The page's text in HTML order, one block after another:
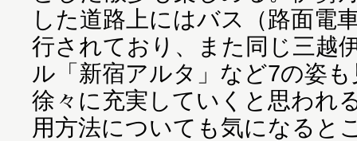
した道路上にはバス（路面電
行されており、また同じ三越
ル「新宿アルタ」など7の姿
徐々に充実していくと思われ
用方法についても気になると